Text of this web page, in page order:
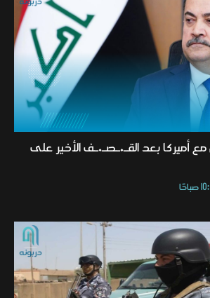
أميركا بعد القـ.ـصـ.ـف الأخير على